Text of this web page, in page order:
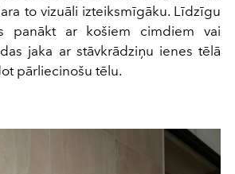
to vizuāli izteiksmīgāku. Līdzīgu
panākt ar košiem cimdiem vai
jaka ar stāvkrādziņu ienes tēlā
pārliecinošu tēlu.